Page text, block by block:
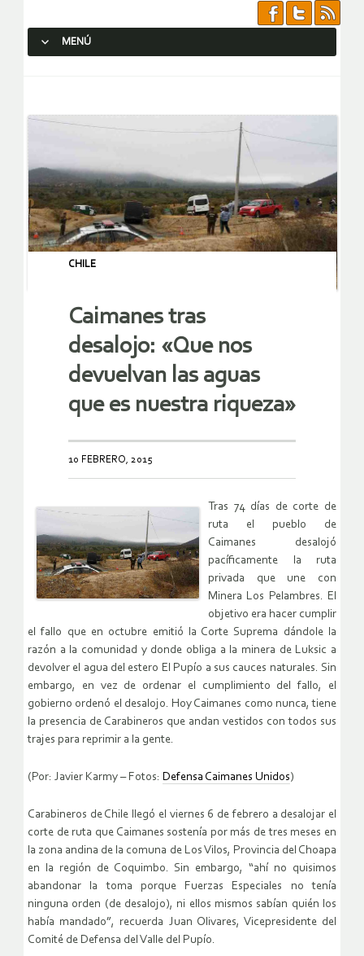
MENÚ
CHILE
Caimanes tras
desalojo: «Que nos
devuelvan las aguas
que es nuestra riqueza»
10 FEBRERO, 2015
Tras 74 días de corte de
ruta el pueblo de
Caimanes desalojó
pacíficamente la ruta
privada que une con
Minera Los Pelambres. El
objetivo era hacer cumplir
el fallo que en octubre emitió la Corte Suprema dándole la
razón a la comunidad y donde obliga a la minera de Luksic a
devolver el agua del estero El Pupío a sus cauces naturales. Sin
embargo, en vez de ordenar el cumplimiento del fallo, el
gobierno ordenó el desalojo. Hoy Caimanes como nunca, tiene
la presencia de Carabineros que andan vestidos con todos sus
trajes para reprimir a la gente.
(Por: Javier Karmy – Fotos: Defensa Caimanes Unidos)
Carabineros de Chile llegó el viernes 6 de febrero a desalojar el
corte de ruta que Caimanes sostenía por más de tres meses en
la zona andina de la comuna de Los Vilos, Provincia del Choapa
en la región de Coquimbo. Sin embargo, “ahí no quisimos
abandonar la toma porque Fuerzas Especiales no tenía
ninguna orden (de desalojo), ni ellos mismos sabían quién los
había mandado”, recuerda Juan Olivares, Vicepresidente del
Comité de Defensa del Valle del Pupío.